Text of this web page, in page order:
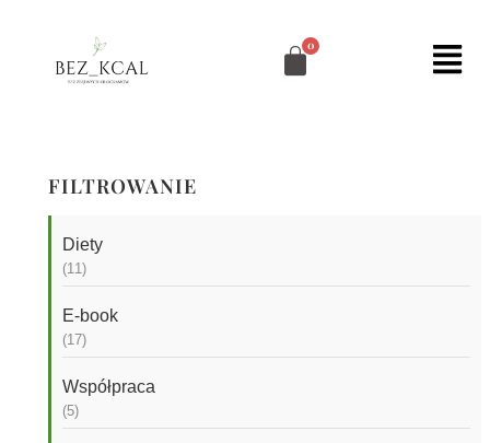
FILTROWANIE
Diety
11
E-book
17
Współpraca
5